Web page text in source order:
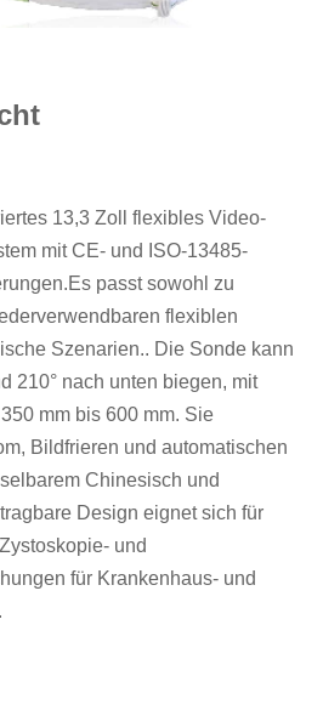
13,3 Zoll flexibles Video-
mit CE- und ISO-13485-
passt sowohl zu
flexiblen
Szenarien.. Die Sonde kann
210° nach unten biegen, mit
mm bis 600 mm. Sie
Bildfrieren und automatischen
Chinesisch und
Design eignet sich für
und
für Krankenhaus- und